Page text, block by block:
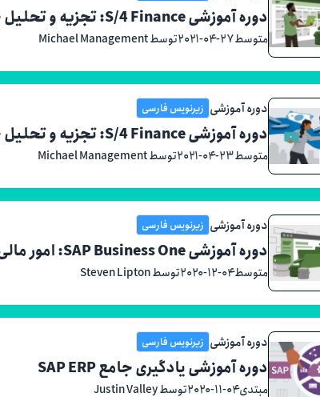
دوره آموزشی S/4 Finance: تجزیه و تحلیل حساب‌های پرداختنی Fiori
متوسط۲۰۲۱-۰۴-۲۷توسط Michael Management
دوره آموزشی زیرنویس فارسی
دوره آموزشی S/4 Finance: تجزیه و تحلیل حساب های دریافتنی Fiori
متوسط۲۰۲۱-۰۴-۲۳توسط Michael Management
دوره آموزشی زیرنویس فارسی
دوره آموزشی SAP Business One: امور مالی و بانکی
متوسط۲۰۲۰-۱۲-۰۴توسط Steven Lipton
دوره آموزشی زیرنویس فارسی
دوره آموزشی یادگیری جامع SAP ERP
مبتدی۲۰۲۰-۱۱-۰۴توسط Justin Valley